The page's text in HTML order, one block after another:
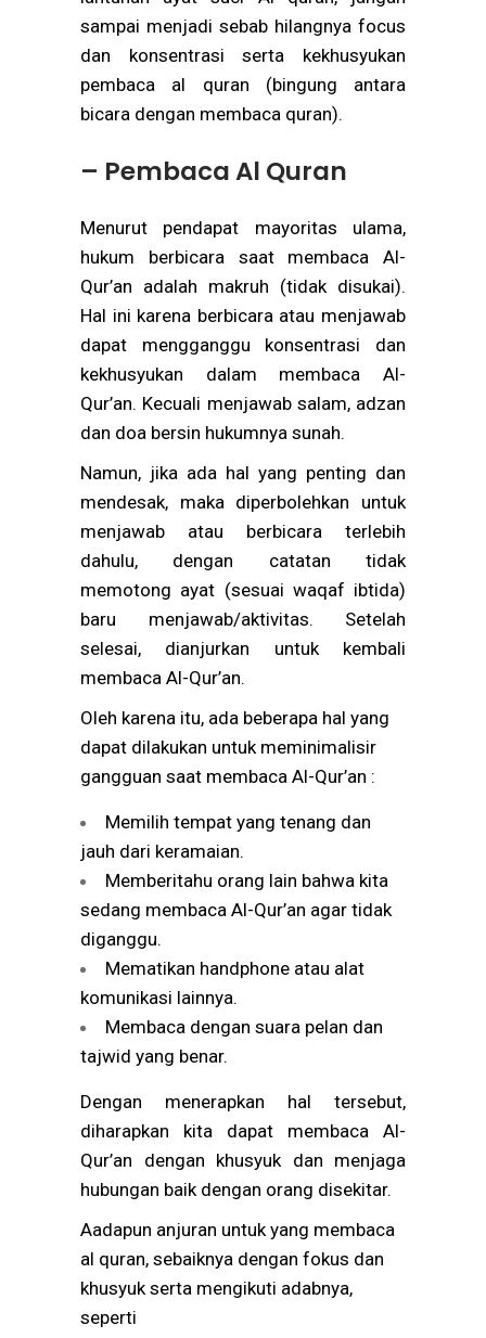
sampai menjadi sebab hilangnya focus
dan konsentrasi serta kekhusyukan
pembaca al quran (bingung antara
bicara dengan membaca quran).
– Pembaca Al Quran
Menurut pendapat mayoritas ulama,
hukum berbicara saat membaca Al-
Qur’an adalah makruh (tidak disukai).
Hal ini karena berbicara atau menjawab
dapat mengganggu konsentrasi dan
kekhusyukan dalam membaca Al-
Qur’an. Kecuali menjawab salam, adzan
dan doa bersin hukumnya sunah.
Namun, jika ada hal yang penting dan
mendesak, maka diperbolehkan untuk
menjawab atau berbicara terlebih
dahulu, dengan catatan tidak
memotong ayat (sesuai waqaf ibtida)
baru menjawab/aktivitas. Setelah
selesai, dianjurkan untuk kembali
membaca Al-Qur’an.
Oleh karena itu, ada beberapa hal yang
dapat dilakukan untuk meminimalisir
gangguan saat membaca Al-Qur’an :
Memilih tempat yang tenang dan
jauh dari keramaian.
Memberitahu orang lain bahwa kita
sedang membaca Al-Qur’an agar tidak
diganggu.
Mematikan handphone atau alat
komunikasi lainnya.
Membaca dengan suara pelan dan
tajwid yang benar.
Dengan menerapkan hal tersebut,
diharapkan kita dapat membaca Al-
Qur’an dengan khusyuk dan menjaga
hubungan baik dengan orang disekitar.
Aadapun anjuran untuk yang membaca
al quran, sebaiknya dengan fokus dan
khusyuk serta mengikuti adabnya,
seperti